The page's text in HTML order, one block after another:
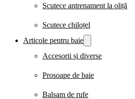
Scutece antrenament la oliță
Scutece chiloțel
Articole pentru baie
Accesorii și diverse
Prosoape de baie
Balsam de rufe